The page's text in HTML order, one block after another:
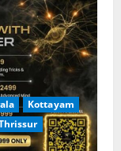
Kottayam